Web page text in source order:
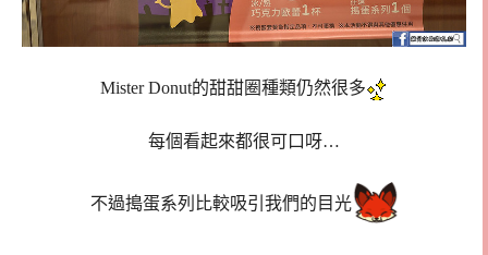
Mister Donut的甜甜圈種類仍然很多
每個看起來都很可口呀…
不過搗蛋系列比較吸引我們的目光